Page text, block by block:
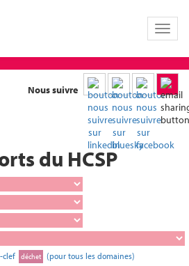
Toggle
Nous suivre
du HCSP
clef déchet (pour tous les domaines)